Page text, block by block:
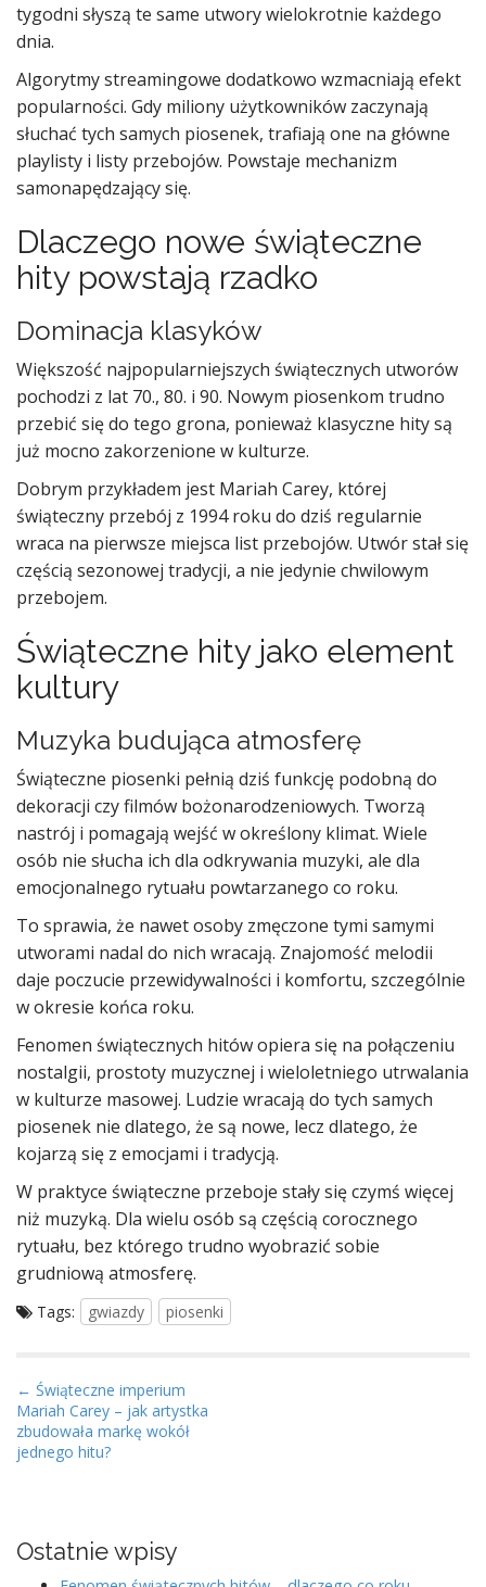
tygodni słyszą te same utwory wielokrotnie każdego
dnia.
Algorytmy streamingowe dodatkowo wzmacniają efekt
popularności. Gdy miliony użytkowników zaczynają
słuchać tych samych piosenek, trafiają one na główne
playlisty i listy przebojów. Powstaje mechanizm
samonapędzający się.
Dlaczego nowe świąteczne
hity powstają rzadko
Dominacja klasyków
Większość najpopularniejszych świątecznych utworów
pochodzi z lat 70., 80. i 90. Nowym piosenkom trudno
przebić się do tego grona, ponieważ klasyczne hity są
już mocno zakorzenione w kulturze.
Dobrym przykładem jest Mariah Carey, której
świąteczny przebój z 1994 roku do dziś regularnie
wraca na pierwsze miejsca list przebojów. Utwór stał się
częścią sezonowej tradycji, a nie jedynie chwilowym
przebojem.
Świąteczne hity jako element
kultury
Muzyka budująca atmosferę
Świąteczne piosenki pełnią dziś funkcję podobną do
dekoracji czy filmów bożonarodzeniowych. Tworzą
nastrój i pomagają wejść w określony klimat. Wiele
osób nie słucha ich dla odkrywania muzyki, ale dla
emocjonalnego rytuału powtarzanego co roku.
To sprawia, że nawet osoby zmęczone tymi samymi
utworami nadal do nich wracają. Znajomość melodii
daje poczucie przewidywalności i komfortu, szczególnie
w okresie końca roku.
Fenomen świątecznych hitów opiera się na połączeniu
nostalgii, prostoty muzycznej i wieloletniego utrwalania
w kulturze masowej. Ludzie wracają do tych samych
piosenek nie dlatego, że są nowe, lecz dlatego, że
kojarzą się z emocjami i tradycją.
W praktyce świąteczne przeboje stały się czymś więcej
niż muzyką. Dla wielu osób są częścią corocznego
rytuału, bez którego trudno wyobrazić sobie
grudniową atmosferę.
Tags: gwiazdy piosenki
P
o
s
v
← Świąteczne imperium
Mariah Carey – jak artystka
zbudowała markę wokół
jednego hitu?
Ostatnie wpisy